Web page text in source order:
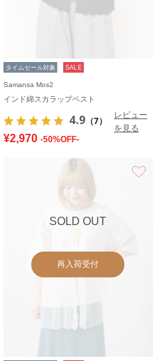
タイムセール対象 SALE
Samansa Mos2
インド綿スカラップベスト
4.9 （7）
レビュー
を見る
¥2,970 -50%OFF-
SOLD OUT
再入荷受付